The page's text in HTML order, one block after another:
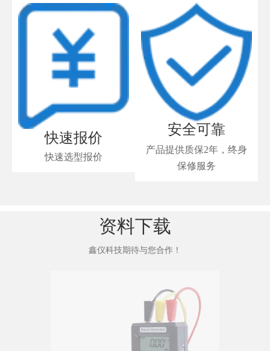
快速报价
快速选型报价
安全可靠
产品提供质保2年，终身
保修服务
资料下载
鑫仪科技期待与您合作！